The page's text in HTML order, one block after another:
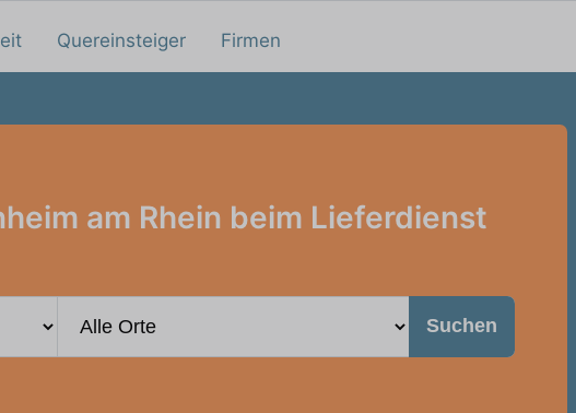
Quereinsteiger Firmen
am Rhein beim Lieferdienst
Suchen